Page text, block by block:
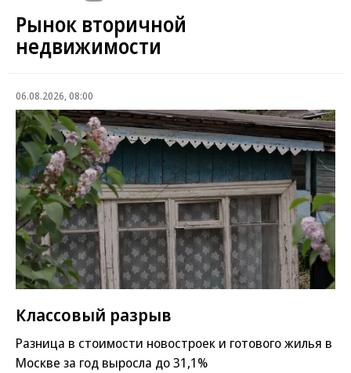
Рынок вторичной
недвижимости
06.08.2026, 08:00
Классовый разрыв
Разница в стоимости новостроек и готового жилья в
Москве за год выросла до 31,1%